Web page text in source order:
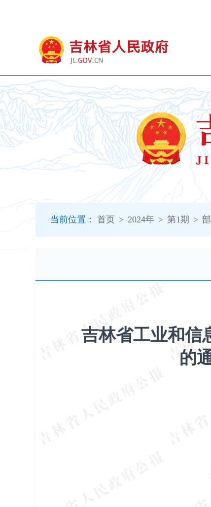
当前位置： 首页 > 2024年 > 第1期 >
吉林省工业和信
的
障
碍
说
明
页
面,
按
加